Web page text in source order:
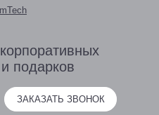
корпоративных
и подарков
ЗАКАЗАТЬ ЗВОНОК